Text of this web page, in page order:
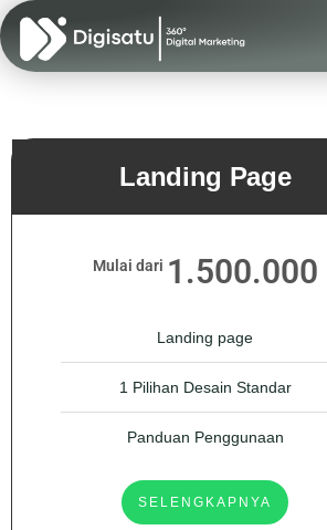
Landing Page
Mulai dari 1.500.000
Landing page
1 Pilihan Desain Standar
Panduan Penggunaan
SELENGKAPNYA